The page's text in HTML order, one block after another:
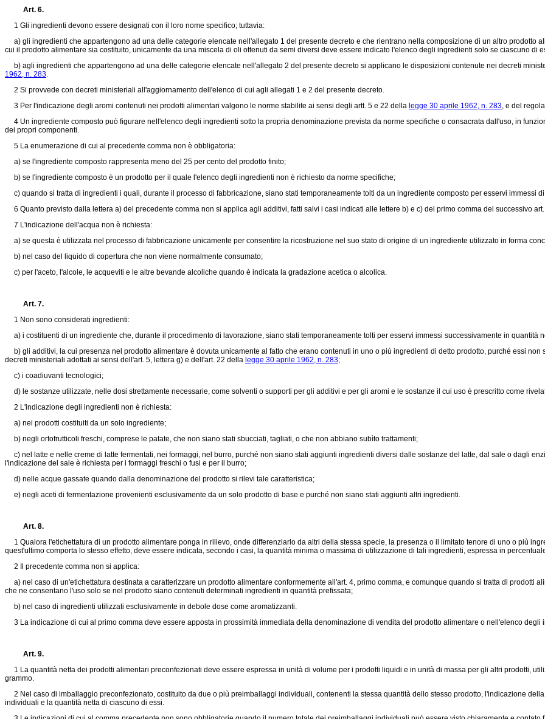
Art. 6.
1 Gli ingredienti devono essere designati con il loro nome specifico; tuttavia:
a) gli ingredienti che appartengono ad una delle categorie elencate nell'allegato 1 del presente decreto e che rientrano nella composizione di un altro prodotto
cui il prodotto alimentare sia costituito, unicamente da una miscela di oli ottenuti da semi diversi deve essere indicato l'elenco degli ingredienti solo se ciascuno di
b) agli ingredienti che appartengono ad una delle categorie elencate nell'allegato 2 del presente decreto si applicano le disposizioni contenute nei decreti
1962, n. 283.
2 Si provvede con decreti ministeriali all'aggiornamento dell'elenco di cui agli allegati 1 e 2 del presente decreto.
3 Per l'indicazione degli aromi contenuti nei prodotti alimentari valgono le norme stabilite ai sensi degli artt. 5 e 22 della legge 30 aprile 1962, n. 283, e del
4 Un ingrediente composto può figurare nell'elenco degli ingredienti sotto la propria denominazione prevista da norme specifiche o consacrata dall'uso, in
dei propri componenti.
5 La enumerazione di cui al precedente comma non è obbligatoria:
a) se l'ingrediente composto rappresenta meno del 25 per cento del prodotto finito;
b) se l'ingrediente composto è un prodotto per il quale l'elenco degli ingredienti non è richiesto da norme specifiche;
c) quando si tratta di ingredienti i quali, durante il processo di fabbricazione, siano stati temporaneamente tolti da un ingrediente composto per esservi immessi
6 Quanto previsto dalla lettera a) del precedente comma non si applica agli additivi, fatti salvi i casi indicati alle lettere b) e c) del primo comma del successivo
7 L'indicazione dell'acqua non è richiesta:
a) se questa è utilizzata nel processo di fabbricazione unicamente per consentire la ricostruzione nel suo stato di origine di un ingrediente utilizzato in forma
b) nel caso del liquido di copertura che non viene normalmente consumato;
c) per l'aceto, l'alcole, le acqueviti e le altre bevande alcoliche quando è indicata la gradazione acetica o alcolica.
Art. 7.
1 Non sono considerati ingredienti:
a) i costituenti di un ingrediente che, durante il procedimento di lavorazione, siano stati temporaneamente tolti per esservi immessi successivamente in quantità
b) gli additivi, la cui presenza nel prodotto alimentare è dovuta unicamente al fatto che erano contenuti in uno o più ingredienti di detto prodotto, purché essi
decreti ministeriali adottati ai sensi dell'art. 5, lettera g) e dell'art. 22 della legge 30 aprile 1962, n. 283;
c) i coadiuvanti tecnologici;
d) le sostanze utilizzate, nelle dosi strettamente necessarie, come solventi o supporti per gli additivi e per gli aromi e le sostanze il cui uso è prescritto come
2 L'indicazione degli ingredienti non è richiesta:
a) nei prodotti costituiti da un solo ingrediente;
b) negli ortofrutticoli freschi, comprese le patate, che non siano stati sbucciati, tagliati, o che non abbiano subìto trattamenti;
c) nel latte e nelle creme di latte fermentati, nei formaggi, nel burro, purché non siano stati aggiunti ingredienti diversi dalle sostanze del latte, dal sale o dagli
l'indicazione del sale è richiesta per i formaggi freschi o fusi e per il burro;
d) nelle acque gassate quando dalla denominazione del prodotto si rilevi tale caratteristica;
e) negli aceti di fermentazione provenienti esclusivamente da un solo prodotto di base e purché non siano stati aggiunti altri ingredienti.
Art. 8.
1 Qualora l'etichettatura di un prodotto alimentare ponga in rilievo, onde differenziarlo da altri della stessa specie, la presenza o il limitato tenore di uno o più
quest'ultimo comporta lo stesso effetto, deve essere indicata, secondo i casi, la quantità minima o massima di utilizzazione di tali ingredienti, espressa in
2 Il precedente comma non si applica:
a) nel caso di un'etichettatura destinata a caratterizzare un prodotto alimentare conformemente all'art. 4, primo comma, e comunque quando si tratta di prodotti
che ne consentano l'uso solo se nel prodotto siano contenuti determinati ingredienti in quantità prefissata;
b) nel caso di ingredienti utilizzati esclusivamente in debole dose come aromatizzanti.
3 La indicazione di cui al primo comma deve essere apposta in prossimità immediata della denominazione di vendita del prodotto alimentare o nell'elenco
Art. 9.
1 La quantità netta dei prodotti alimentari preconfezionati deve essere espressa in unità di volume per i prodotti liquidi e in unità di massa per gli altri prodotti,
grammo.
2 Nel caso di imballaggio preconfezionato, costituito da due o più preimballaggi individuali, contenenti la stessa quantità dello stesso prodotto, l'indicazione
individuali e la quantità netta di ciascuno di essi.